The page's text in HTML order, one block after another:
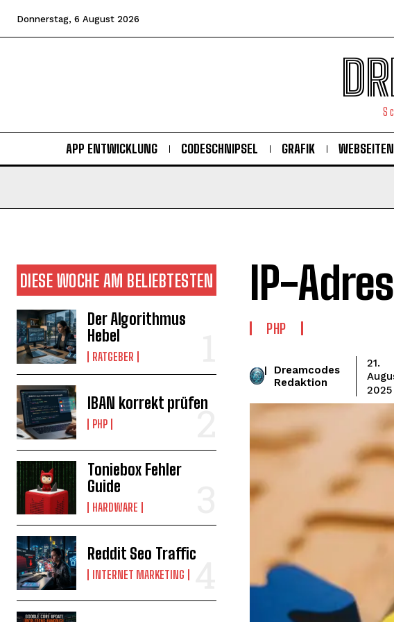
Donnerstag, 6 August 2026
APP ENTWICKLUNG CODESCHNIPSEL GRAFIK WEBSEITEN
DIESE WOCHE AM BELIEBTESTEN
Der Algorithmus
Hebel
RATGEBER
IBAN korrekt prüfen
PHP
Toniebox Fehler
Guide
HARDWARE
Reddit Seo Traffic
INTERNET MARKETING
IP-
PHP
Dreamcodes
Redaktion
21.
2025